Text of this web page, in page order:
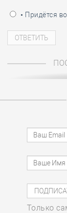
• Придётся
Только